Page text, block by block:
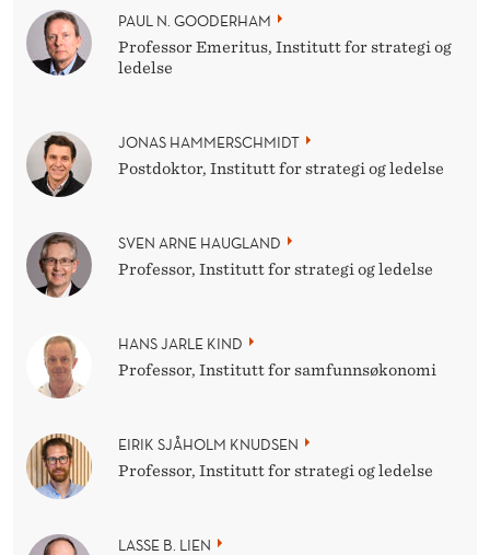
PAUL N. GOODERHAM
Professor Emeritus, Institutt for strategi og
ledelse
JONAS HAMMERSCHMIDT
Postdoktor, Institutt for strategi og ledelse
SVEN ARNE HAUGLAND
Professor, Institutt for strategi og ledelse
HANS JARLE KIND
Professor, Institutt for samfunnsøkonomi
EIRIK SJÅHOLM KNUDSEN
Professor, Institutt for strategi og ledelse
LASSE B. LIEN